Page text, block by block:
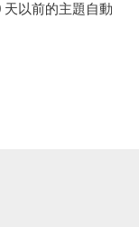
以前的主題自動